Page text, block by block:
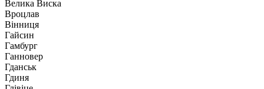
Велика Виска
Вроцлав
Вінниця
Гайсин
Гамбург
Ганновер
Гданськ
Гдиня